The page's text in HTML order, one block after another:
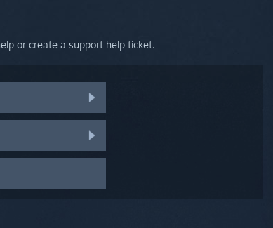
or create a support help ticket.